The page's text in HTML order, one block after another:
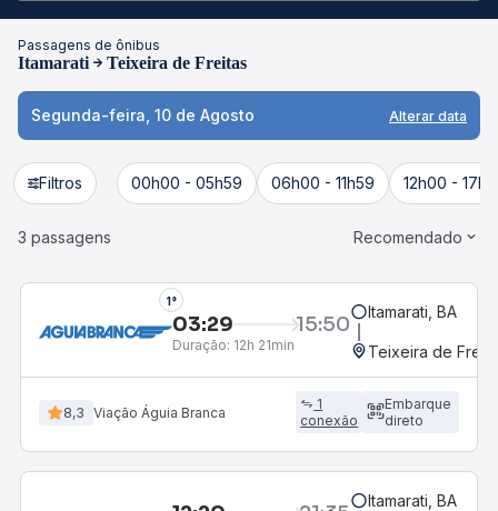
Passagens de ônibus
Itamarati Teixeira de Freitas
Segunda-feira, 10 de Agosto Alterar data
Filtros 00h00 - 05h59 06h00 - 11h59 12h00 -
3 passagens Recomendado
1°
03:29 15:50
Duração: 12h 21min
Itamarati, BA
Teixeira de
8,3 Viação Águia Branca
1
conexão
Embarque
direto
Itamarati, BA